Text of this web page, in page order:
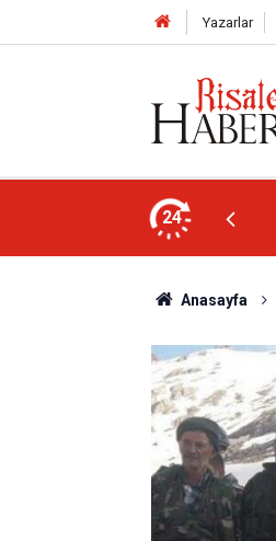
Yazarlar
24
Zübeyir Gündüzalp yöntemi
Anasayfa